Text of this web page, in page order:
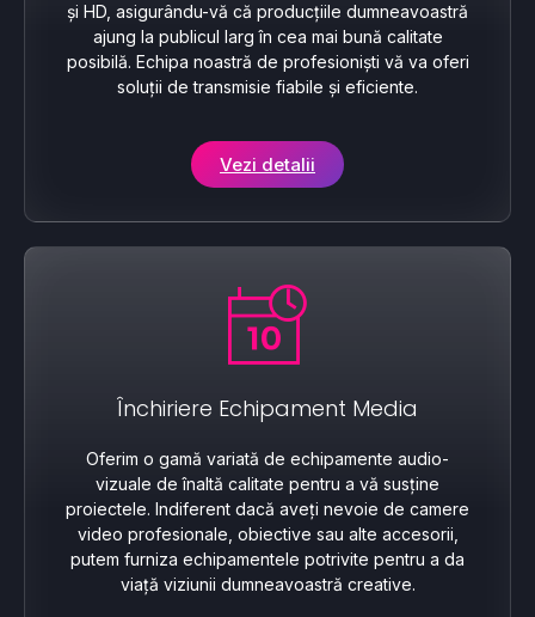
și HD, asigurându-vă că producțiile dumneavoastră
ajung la publicul larg în cea mai bună calitate
posibilă. Echipa noastră de profesioniști vă va oferi
soluții de transmisie fiabile și eficiente.
Vezi detalii
Închiriere Echipament Media
Oferim o gamă variată de echipamente audio-
vizuale de înaltă calitate pentru a vă susține
proiectele. Indiferent dacă aveți nevoie de camere
video profesionale, obiective sau alte accesorii,
putem furniza echipamentele potrivite pentru a da
viață viziunii dumneavoastră creative.